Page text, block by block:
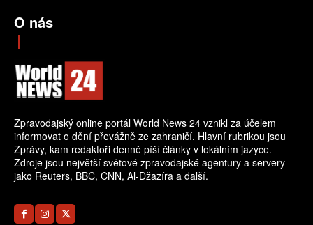
O nás
Zpravodajský online portál World News 24 vznikl za účelem
informovat o dění převážně ze zahraničí. Hlavní rubrikou jsou
Zprávy, kam redaktoři denně píší články v lokálním jazyce.
Zdroje jsou největší světové zpravodajské agentury a servery
jako Reuters, BBC, CNN, Al-Džazíra a další.